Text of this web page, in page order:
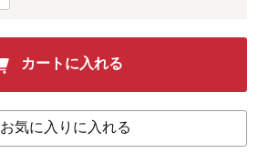
カートに入れる
お気に入りに入れる